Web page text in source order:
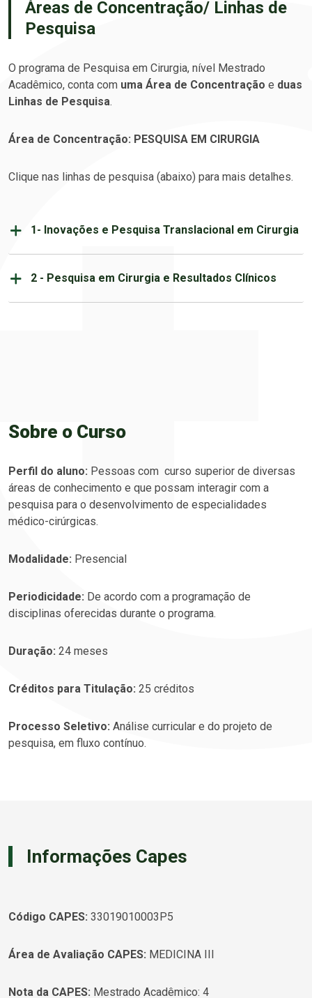
Áreas de Concentração/ Linhas de
Pesquisa
O programa de Pesquisa em Cirurgia, nível Mestrado
Acadêmico, conta com uma Área de Concentração e duas
Linhas de Pesquisa.
Área de Concentração: PESQUISA EM CIRURGIA
Clique nas linhas de pesquisa (abaixo) para mais detalhes.
1- Inovações e Pesquisa Translacional em Cirurgia
2 - Pesquisa em Cirurgia e Resultados Clínicos
Sobre o Curso
Perfil do aluno: Pessoas com curso superior de diversas
áreas de conhecimento e que possam interagir com a
pesquisa para o desenvolvimento de especialidades
médico-cirúrgicas.
Modalidade: Presencial
Periodicidade: De acordo com a programação de
disciplinas oferecidas durante o programa.
Duração: 24 meses
Créditos para Titulação: 25 créditos
Processo Seletivo: Análise curricular e do projeto de
pesquisa, em fluxo contínuo.
Informações Capes
Código CAPES: 33019010003P5
Área de Avaliação CAPES: MEDICINA III
Nota da CAPES: Mestrado Acadêmico: 4